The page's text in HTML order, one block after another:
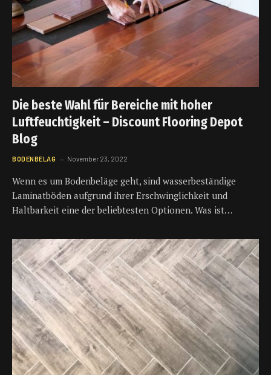
Die beste Wahl für Bereiche mit hoher
Luftfeuchtigkeit – Discount Flooring Depot
Blog
BODENBELAG November 23, 2022
Wenn es um Bodenbeläge geht, sind wasserbeständige
Laminatböden aufgrund ihrer Erschwinglichkeit und
Haltbarkeit eine der beliebtesten Optionen. Was ist…